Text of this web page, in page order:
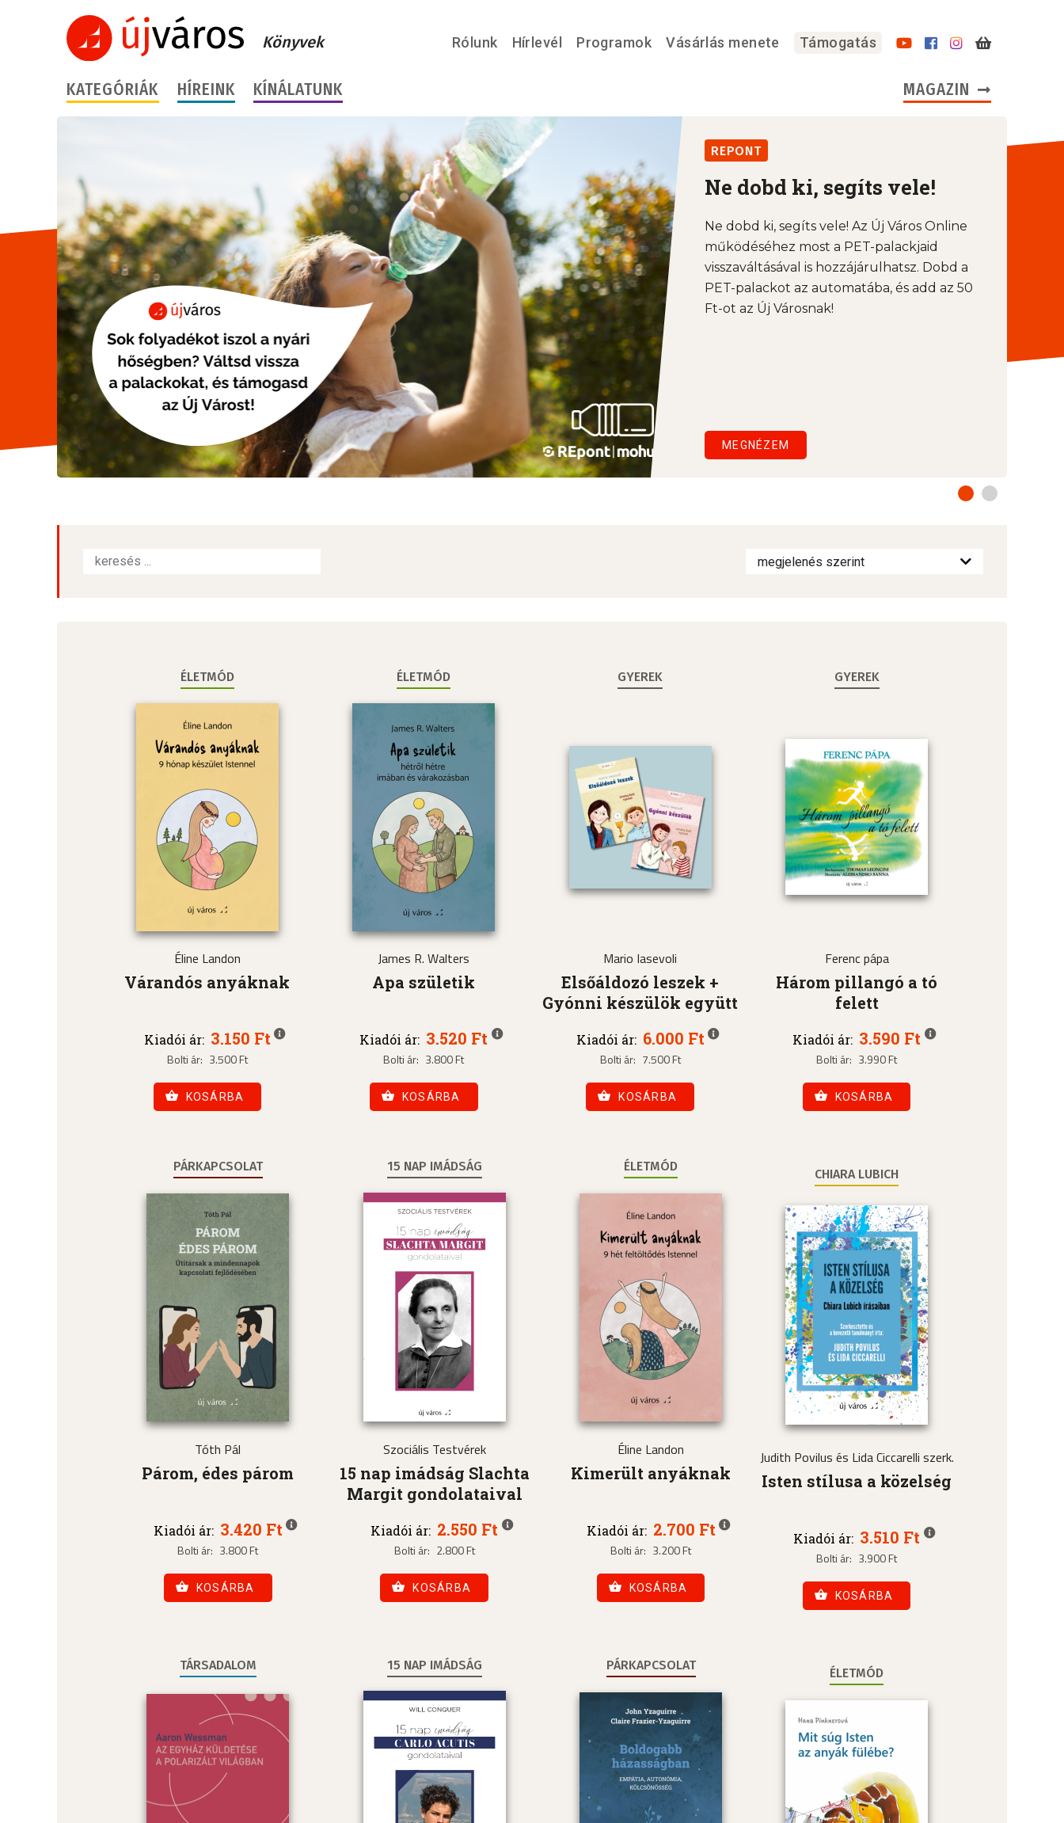
Könyvek Rólunk Hírlevél Programok Vásárlás menete Támogatás
KATEGÓRIÁK HÍREINK KÍNÁLATUNK MAGAZIN
REPONT
Ne dobd ki, segíts vele!
Ne dobd ki, segíts vele! Az Új Város Online
működéséhez most a PET-palackjaid
visszaváltásával is hozzájárulhatsz. Dobd a
PET-palackot az automatába, és add az 50
Ft-ot az Új Városnak!
MEGNÉZEM
ÉLETMÓD
Éline Landon
Várandós anyáknak
Kiadói ár: 3.150 Ft
Bolti ár: 3.500 Ft
KOSÁRBA
ÉLETMÓD
James R. Walters
Apa születik
Kiadói ár: 3.520 Ft
Bolti ár: 3.800 Ft
KOSÁRBA
GYEREK
Mario Iasevoli
Elsőáldozó leszek +
Gyónni készülök együtt
Kiadói ár: 6.000 Ft
Bolti ár: 7.500 Ft
KOSÁRBA
GYEREK
Ferenc pápa
Három pillangó a tó
felett
Kiadói ár: 3.590 Ft
Bolti ár: 3.990 Ft
KOSÁRBA
PÁRKAPCSOLAT
Tóth Pál
Párom, édes párom
Kiadói ár: 3.420 Ft
Bolti ár: 3.800 Ft
KOSÁRBA
15 NAP IMÁDSÁG
Szociális Testvérek
15 nap imádság Slachta
Margit gondolataival
Kiadói ár: 2.550 Ft
Bolti ár: 2.800 Ft
KOSÁRBA
ÉLETMÓD
Éline Landon
Kimerült anyáknak
Kiadói ár: 2.700 Ft
Bolti ár: 3.200 Ft
KOSÁRBA
CHIARA LUBICH
Judith Povilus és Lida Ciccarelli szerk.
Isten stílusa a közelség
Kiadói ár: 3.510 Ft
Bolti ár: 3.900 Ft
KOSÁRBA
TÁRSADALOM 15 NAP IMÁDSÁG PÁRKAPCSOLAT
ÉLETMÓD